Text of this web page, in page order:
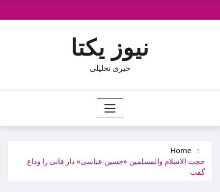
to
نیوز یکتا
خبری تحلیلی
Home
حجت الاسلام والمسلمین «حسین عباسی» دار فانی را وداع
گفت